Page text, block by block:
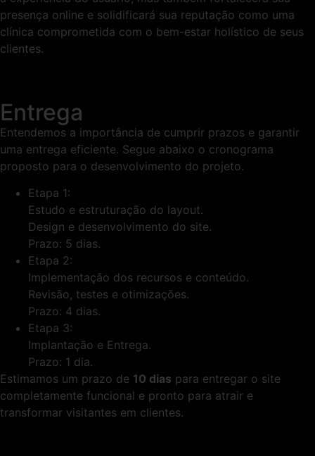
presença online e solidificará sua reputação como uma
clínica comprometida com o bem-estar holístico de seus
clientes.
Entrega
Entendemos a importância de cumprir prazos e garantir
uma entrega eficiente. Segue abaixo o cronograma
proposto para o desenvolvimento do projeto.
Etapa 1:
Estudo e estruturação do layout.
Design e desenvolvimento do site.
Prazo: 5 dias.
Etapa 2:
Implementação dos recursos e conteúdo.
Revisão, testes e otimizações.
Prazo: 4 dias.
Etapa 3:
Implantação e Entrega.
Prazo: 1 dia.
Estimamos um prazo de 10 dias para entregar o site
completamente funcional e pronto para atrair e
transformar visitantes em clientes.